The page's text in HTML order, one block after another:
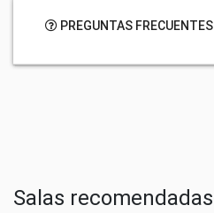
PREGUNTAS FRECUENTES
Salas recomendadas